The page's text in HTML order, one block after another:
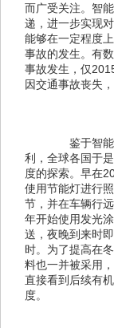
而广受关注。智
递，进一步实现
能够在一定程度
事故的发生。有
事故发生，仅
因交通事故丧失
鉴于智能
利，全球各国于
度的探索。早在
使用节能灯进行
节，并在车辆行
年开始使用发光
送，夜晚到来时
时。为了提高在
料也一并被采用
直接看到后续有
度。